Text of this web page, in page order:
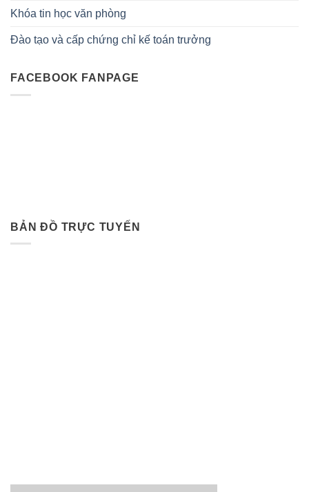
Khóa tin học văn phòng
Đào tạo và cấp chứng chỉ kế toán trưởng
FACEBOOK FANPAGE
BẢN ĐỒ TRỰC TUYẾN